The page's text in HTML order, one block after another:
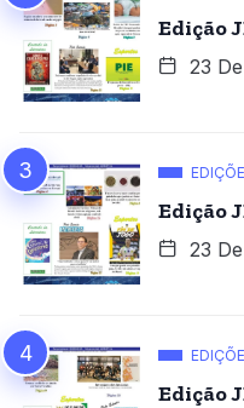
Edição
23
Edição
23
Edição